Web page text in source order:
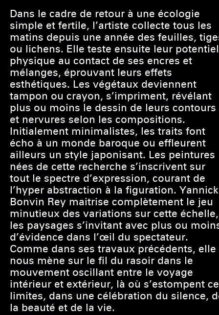
Dans le cadre de retour à une écologie
simple et fertile, l’artiste collecte tous les
matins depuis une année des feuilles,
ou lichens. Elle teste ensuite leur potentiel
physique au contact de ses encres et
mélanges, éprouvant leurs effets
esthétiques. Les végétaux deviennent
tampon ou crayon, s’impriment, révélant
plus ou moins le dessin de leurs contours
et nervures selon les compositions.
Initialement minimalistes, les traits font
écho à un monde baroque ou effleurent
ailleurs un style japonisant. Les peintures
nées de cette recherche s’inscrivent sur
tout le spectre d’expression, courant de
l’hyper abstraction à la figuration. Yannick
Bonvin Rey maitrise complètement le jeu
minutieux des variations sur cette échelle,
les paysages s’invitant avec plus ou
d’évidence dans l’œil du spectateur.
Comme dans ses travaux précédents, elle
nous mène sur le fil du rasoir dans le
mouvement oscillant entre le voyage
intérieur et extérieur, là où s’estompent
limites, dans une célébration du silence,
la beauté et de la vie.